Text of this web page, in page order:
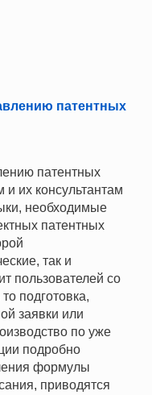
патентных
патентных
и их консультантам
необходимые
патентных
так и
пользователей со
подготовка,
заявки или
по уже
подробно
формулы
приводятся